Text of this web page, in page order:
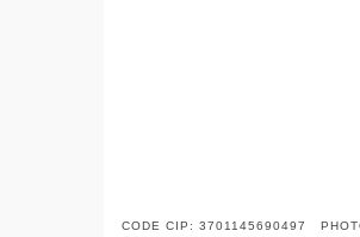
CODE CIP: 3701145690497